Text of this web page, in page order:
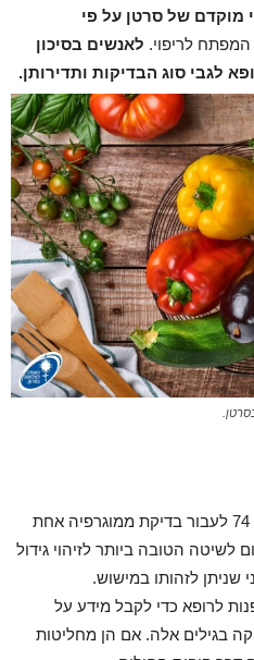
מוקדם של סרטן על פי
לריפוי. לאנשים בסיכון
לגבי סוג הבדיקות ותדירותן.
מומלץ לכל אישה מגיל 50 ועד 74 לעבור בדיקת ממוגרפיה אחת
לשיטה הטובה ביותר לזיהוי גידול
לזהותו במישוש.
לפנות לרופא כדי לקבל מידע על
בגילים אלה. אם הן מחליטות